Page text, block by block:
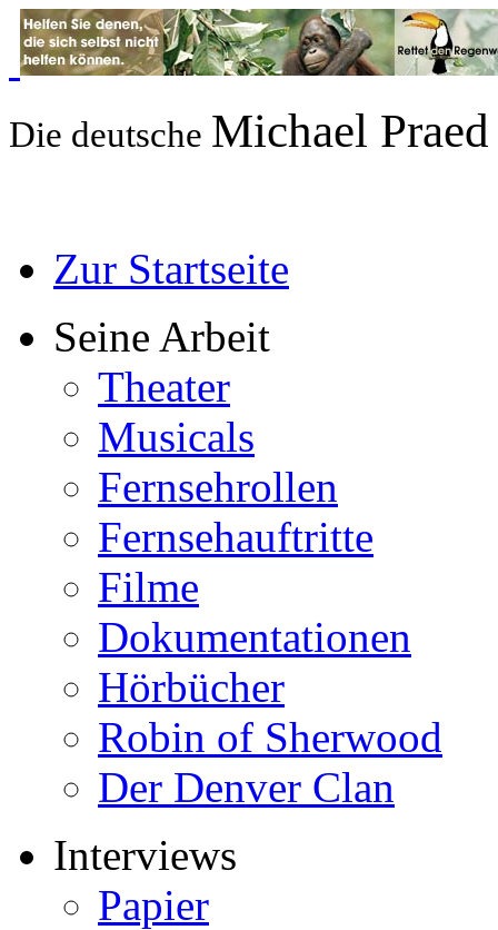
Die deutsche Michael
Zur Startseite
Seine Arbeit
Theater
Musicals
Fernsehrollen
Fernsehauftritte
Filme
Dokumentationen
Hörbücher
Robin of Sherwood
Der Denver Clan
Interviews
Papier